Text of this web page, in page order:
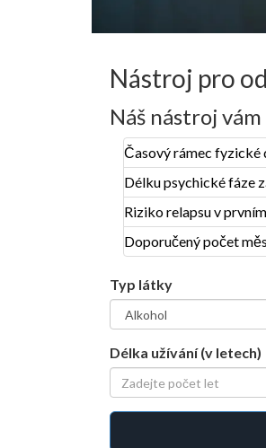
Nástroj pro
Náš nástroj
Časový rámec fyzické
Délku psychické fáze
Riziko relapsu v
Doporučený počet
Typ látky
Délka užívání (v letech)